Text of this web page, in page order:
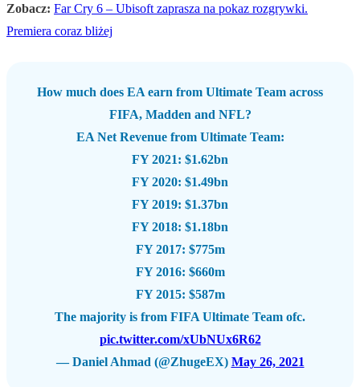
Zobacz: Far Cry 6 – Ubisoft zaprasza na pokaz rozgrywki.
Premiera coraz bliżej
How much does EA earn from Ultimate Team across
FIFA, Madden and NFL?
EA Net Revenue from Ultimate Team:
FY 2021: $1.62bn
FY 2020: $1.49bn
FY 2019: $1.37bn
FY 2018: $1.18bn
FY 2017: $775m
FY 2016: $660m
FY 2015: $587m
The majority is from FIFA Ultimate Team ofc.
pic.twitter.com/xUbNUx6R62
— Daniel Ahmad (@ZhugeEX) May 26, 2021